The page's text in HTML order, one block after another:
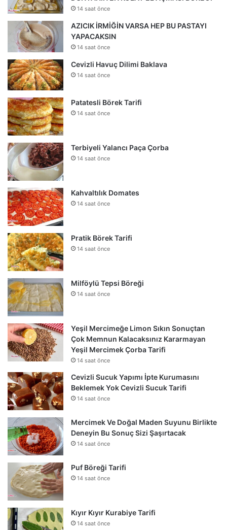
14 saat önce
AZICIK İRMİĞİN VARSA HEP BU PASTAYI
YAPACAKSIN
14 saat önce
Cevizli Havuç Dilimi Baklava
14 saat önce
Patatesli Börek Tarifi
14 saat önce
Terbiyeli Yalancı Paça Çorba
14 saat önce
Kahvaltılık Domates
14 saat önce
Pratik Börek Tarifi
14 saat önce
Milföylü Tepsi Böreği
14 saat önce
Yeşil Mercimeğe Limon Sıkın Sonuçtan
Çok Memnun Kalacaksınız Kararmayan
Yeşil Mercimek Çorba Tarifi
14 saat önce
Cevizli Sucuk Yapımı İpte Kurumasını
Beklemek Yok Cevizli Sucuk Tarifi
14 saat önce
Mercimek Ve Doğal Maden Suyunu Birlikte
Deneyin Bu Sonuç Sizi Şaşırtacak
14 saat önce
Puf Böreği Tarifi
14 saat önce
Kıyır Kıyır Kurabiye Tarifi
14 saat önce